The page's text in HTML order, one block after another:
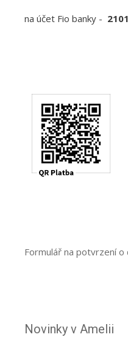
na účet Fio banky -
Formulář na potvrzení o
Novinky v Amelii